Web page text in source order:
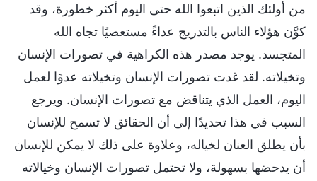
من أولئك الذين اتبعوا الله حتى اليوم أكثر خطورة، وقد
كوَّن هؤلاء الناس بالتدريج عداءً مستعصيًا تجاه الله
المتجسد. يوجد مصدر هذه الكراهية في تصورات الإنسان
وتخيلاته. لقد غدت تصورات الإنسان وتخيلاته عدوًا لعمل
اليوم، العمل الذي يتناقض مع تصورات الإنسان. ويرجع
السبب في هذا تحديدًا إلى أن الحقائق لا تسمح للإنسان
بأن يطلق العنان لخياله، وعلاوة على ذلك لا يمكن للإنسان
أن يدحضها بسهولة، ولا تحتمل تصورات الإنسان وخيالاته